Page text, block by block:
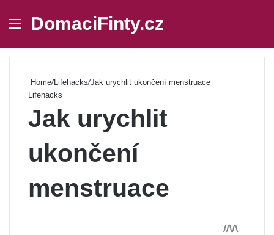
Menu
DomaciFinty.cz
Home/Lifehacks/Jak urychlit ukončení menstruace
Lifehacks
Jak urychlit
ukončení
menstruace